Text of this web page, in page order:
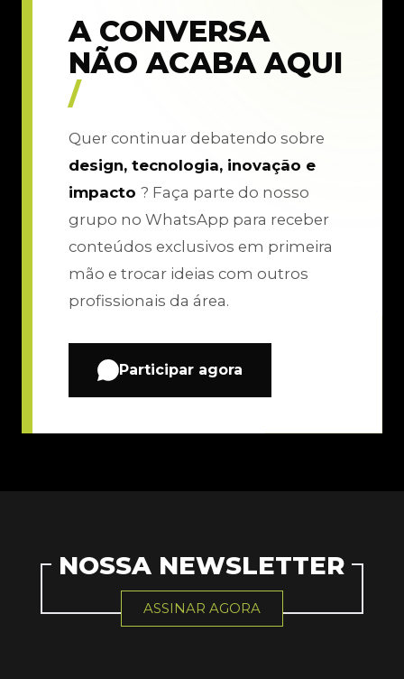
A CONVERSA
NÃO ACABA AQUI
/
Quer continuar debatendo sobre
design, tecnologia, inovação e
impacto ? Faça parte do nosso
grupo no WhatsApp para receber
conteúdos exclusivos em primeira
mão e trocar ideias com outros
profissionais da área.
Participar agora
NOSSA NEWSLETTER
ASSINAR AGORA